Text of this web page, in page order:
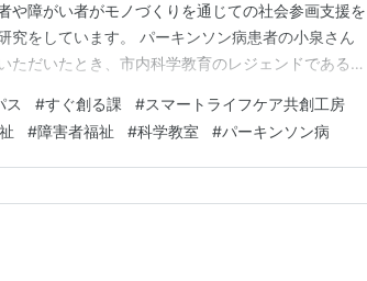
や障がい者がモノづくりを通じての社会参画支援を
究をしています。 パーキンソン病患者の小泉さん
ただいたとき、市内科学教育のレジェンドであるこ
。 容易でない取り組みですが、何とか夢のワーク
ています！
ス #すぐ創る課 #スマートライフケア共創工房
#障害者福祉 #科学教室 #パーキンソン病